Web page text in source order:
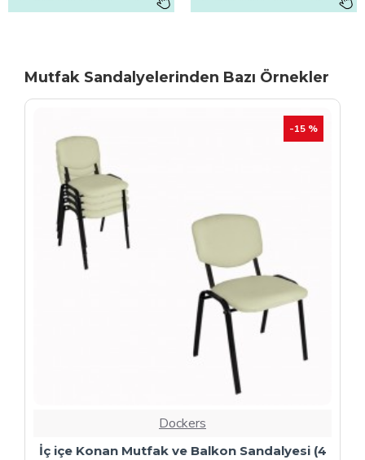
Mutfak Sandalyelerinden Bazı Örnekler
TÜKENIYOR
Dockers
Kapitoneli Sandalye (Deri) (4 Adet) - Yeşil